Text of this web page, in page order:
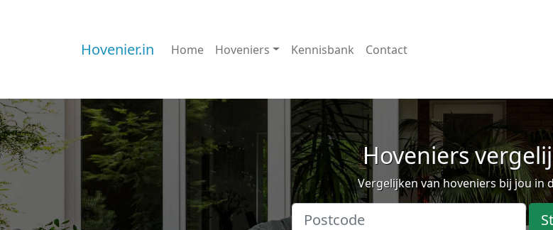
Hovenier.in Home Hoveniers Kennisbank Contact
Hoveniers
Vergelijken van hoveniers bij jou in